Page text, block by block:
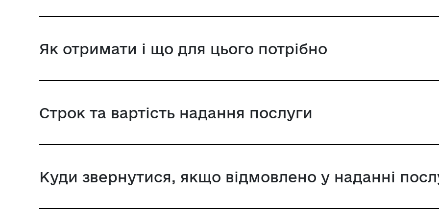
Як отримати і що для цього потрібно
Строк та вартість надання послуги
Куди звернутися, якщо відмовлено у наданні